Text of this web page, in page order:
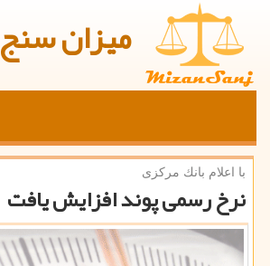
میزان سنج
با اعلام بانك مركزی
نرخ رسمی پوند افزایش یافت